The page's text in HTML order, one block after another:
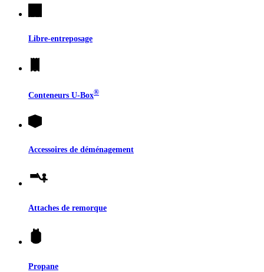
Libre-entreposage
Conteneurs U-Box®
Accessoires de déménagement
Attaches de remorque
Propane